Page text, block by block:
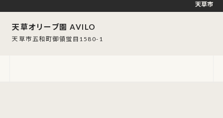
天草オリーブ園 AVILO
天草市五和町御領蛍目1580-1
天草市